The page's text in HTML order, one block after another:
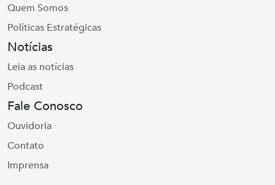
Quem Somos
Políticas Estratégicas
Notícias
Leia as notícias
Podcast
Fale Conosco
Ouvidoria
Contato
Imprensa